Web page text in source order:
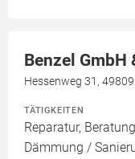
Benzel GmbH
Hessenweg 31,
TÄTIGKEITEN
Reparatur,
Dämmung /